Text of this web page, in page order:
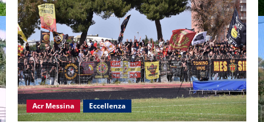
Acr Messina Eccellenza